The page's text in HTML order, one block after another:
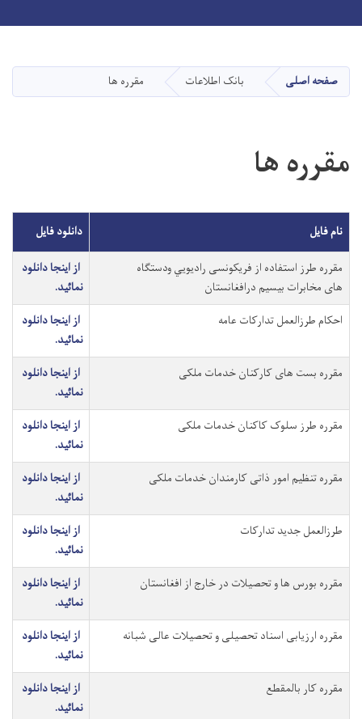
main
content
صفحه اصلی بانک اطلاعات مقرره ها
مقرره ها
نام فایل
دانلود فایل
مقرره طرز استفاده از فريکونسی راديويي ودستگاه
های مخابرات بيسيم درافغانستان
از اینجا دانلود
نمائید.
احکام طرزالعمل تدارکات عامه
از اینجا دانلود
نمائید.
مقرره بست های کارکنان خدمات ملکی
از اینجا دانلود
نمائید.
مقرره طرز سلوک کاکنان خدمات ملکی
از اینجا دانلود
نمائید.
مقرره تنظیم امور ذاتی کارمندان خدمات ملکی
از اینجا دانلود
نمائید.
طرزالعمل جدید تدارکات
از اینجا دانلود
نمائید.
مقرره بورس ها و تحصیلات در خارج از افغانستان
از اینجا دانلود
نمائید.
مقرره ارزیابی اسناد تحصیلی و تحصیلات عالی شبانه
از اینجا دانلود
نمائید.
مقرره کار بالمقطع
از اینجا دانلود
نمائید.